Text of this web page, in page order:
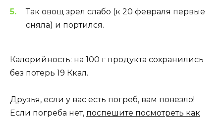
Так овощ зрел слабо (к 20 февраля первые
сняла) и портился.
Калорийность: на 100 г продукта сохранились
без потерь 19 Ккал.
Друзья, если у вас есть погреб, вам повезло!
Если погреба нет, поспешите посмотреть как